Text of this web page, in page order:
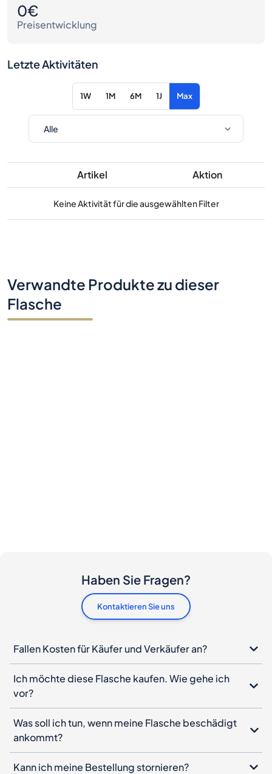
0€
Preisentwicklung
Letzte Aktivitäten
1W 1M 6M 1J Max
Artikel Aktion
Keine Aktivität für die ausgewählten Filter
Verwandte Produkte zu dieser
Flasche
Haben Sie Fragen?
Kontaktieren Sie uns
Fallen Kosten für Käufer und Verkäufer an?
Ich möchte diese Flasche kaufen. Wie gehe ich
vor?
Was soll ich tun, wenn meine Flasche beschädigt
ankommt?
Kann ich meine Bestellung stornieren?